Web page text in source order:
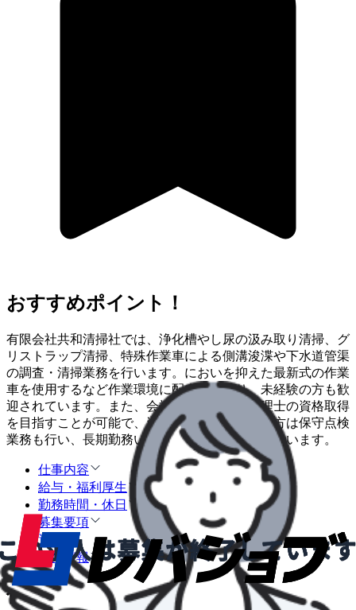
おすすめポイント！
有限会社共和清掃社では、浄化槽やし尿の汲み取り清掃、グ
リストラップ清掃、特殊作業車による側溝浚渫や下水道管渠
の調査・清掃業務を行います。においを抑えた最新式の作業
車を使用するなど作業環境に配慮しており、未経験の方も歓
迎されています。また、会社負担で浄化槽管理士の資格取得
を目指すことが可能で、資格を保有・取得した方は保守点検
業務も行い、長期勤務いただける方を希望されています。
仕事内容
給与・福利厚生
勤務時間・休日
募集要項
選考
企業情報
仕事内容